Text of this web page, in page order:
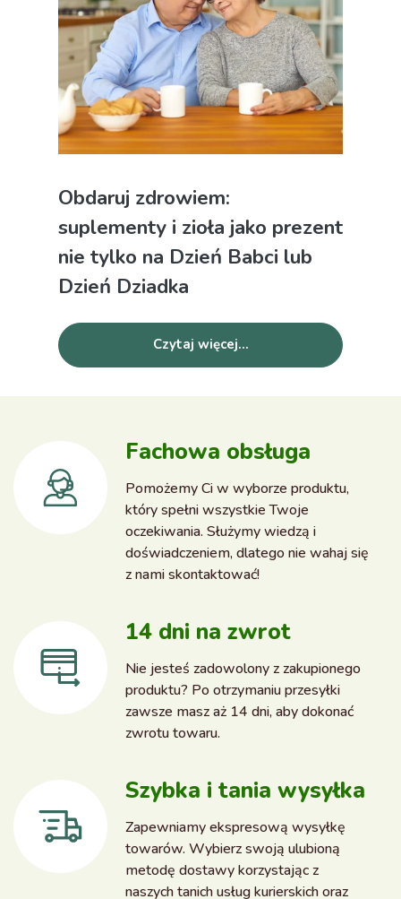
Obdaruj zdrowiem:
suplementy i zioła jako prezent
nie tylko na Dzień Babci lub
Dzień Dziadka
Czytaj więcej...
Fachowa obsługa
Pomożemy Ci w wyborze produktu,
który spełni wszystkie Twoje
oczekiwania. Służymy wiedzą i
doświadczeniem, dlatego nie wahaj się
z nami skontaktować!
14 dni na zwrot
Nie jesteś zadowolony z zakupionego
produktu? Po otrzymaniu przesyłki
zawsze masz aż 14 dni, aby dokonać
zwrotu towaru.
Szybka i tania wysyłka
Zapewniamy ekspresową wysyłkę
towarów. Wybierz swoją ulubioną
metodę dostawy korzystając z
naszych tanich usług kurierskich oraz